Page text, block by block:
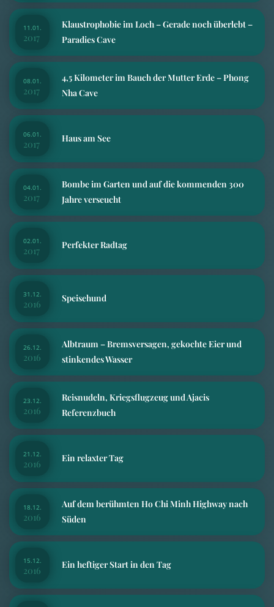
11.01.
2017
Klaustrophobie im Loch – Gerade noch überlebt –
Paradies Cave
08.01.
2017
4,5 Kilometer im Bauch der Mutter Erde – Phong
Nha Cave
06.01.
2017 Haus am See
04.01.
2017
Bombe im Garten und auf die kommenden 300
Jahre verseucht
02.01.
2017 Perfekter Radtag
31.12.
2016 Speisehund
26.12.
2016
Albtraum – Bremsversagen, gekochte Eier und
stinkendes Wasser
23.12.
2016
Reisnudeln, Kriegsflugzeug und Ajacis
Referenzbuch
21.12.
2016 Ein relaxter Tag
18.12.
2016
Auf dem berühmten Ho Chi Minh Highway nach
Süden
15.12.
2016 Ein heftiger Start in den Tag